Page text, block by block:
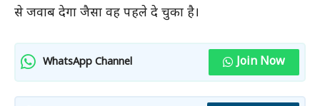
से जवाब देगा जैसा वह पहले दे चुका है।
WhatsApp Channel Join Now